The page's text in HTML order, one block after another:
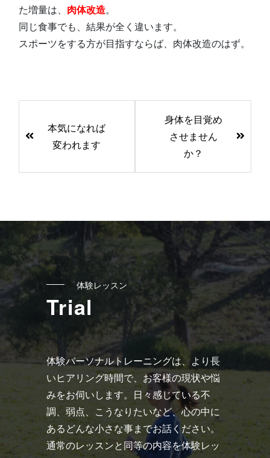
た増量は、 肉体改造。
同じ食事でも、結果が全く違います。
スポーツをする方が目指すならば、肉体改造のはず。
の
の
リ
ン
ク
本気になれば
変われます
身体を目覚め
させません
か？
体験レッスン
Trial
体験パーソナルトレーニングは、より長
いヒアリング時間で、お客様の現状や悩
みをお伺いします。日々感じている不
調、弱点、こうなりたいなど、心の中に
あるどんな小さな事までお話ください。
通常のレッスンと同等の内容を体験レッ